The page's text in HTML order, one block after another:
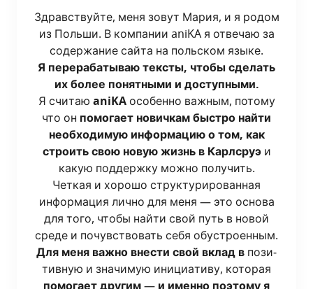
Здрав­ствуй­те, меня зовут Мария, и я родом
из Поль­ши. В ком­па­нии aniKA я отве­чаю за
содер­жа­ние сай­та на поль­ском язы­ке.
Я пере­ра­ба­ты­ваю тек­сты, что­бы сде­лать
их более понят­ны­ми и доступ­ны­ми.
Я счи­таю aniKAосо­бен­но важ­ным, пото­му
что он помо­га­ет нович­кам быст­ро най­ти
необ­хо­ди­мую инфор­ма­цию о том, как
стро­ить свою новую жизнь в Карлсруэ и
какую под­держ­ку мож­но полу­чить.
Чет­кая и хоро­шо струк­ту­ри­ро­ван­ная
инфор­ма­ция лич­но для меня — это осно­ва
для того, что­бы най­ти свой путь в новой
сре­де и почув­ство­вать себя обу­стро­ен­ным.
Для меня важ­но вне­сти свой вклад в пози­
тив­ную и зна­чи­мую ини­ци­а­ти­ву, кото­рая